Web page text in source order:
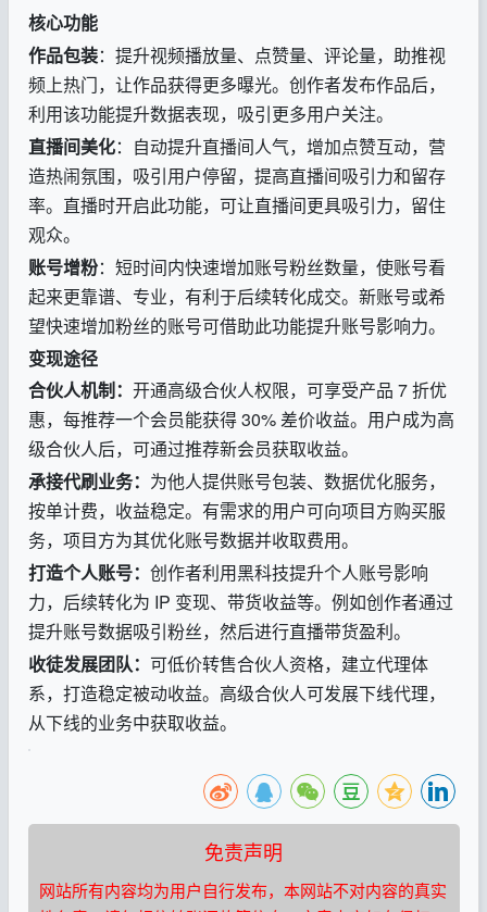
核心功能
作品包装：提升视频播放量、点赞量、评论量，助推视
频上热门，让作品获得更多曝光。创作者发布作品后，
利用该功能提升数据表现，吸引更多用户关注。
直播间美化：自动提升直播间人气，增加点赞互动，营
造热闹氛围，吸引用户停留，提高直播间吸引力和留存
率。直播时开启此功能，可让直播间更具吸引力，留住
观众。
账号增粉：短时间内快速增加账号粉丝数量，使账号看
起来更靠谱、专业，有利于后续转化成交。新账号或希
望快速增加粉丝的账号可借助此功能提升账号影响力。
变现途径
合伙人机制： 开通高级合伙人权限，可享受产品 7 折优
惠，每推荐一个会员能获得 30% 差价收益。用户成为高
级合伙人后，可通过推荐新会员获取收益。
承接代刷业务： 为他人提供账号包装、数据优化服务，
按单计费，收益稳定。有需求的用户可向项目方购买服
务，项目方为其优化账号数据并收取费用。
打造个人账号： 创作者利用黑科技提升个人账号影响
力，后续转化为 IP 变现、带货收益等。例如创作者通过
提升账号数据吸引粉丝，然后进行直播带货盈利。
收徒发展团队： 可低价转售合伙人资格，建立代理体
系，打造稳定被动收益。高级合伙人可发展下线代理，
从下线的业务中获取收益。
免责声明
网站所有内容均为用户自行发布，本网站不对内容的真实